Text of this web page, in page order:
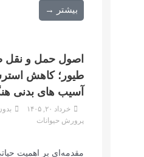
بیشتر →
اصول حمل و نقل
طیور؛ کاهش
آسیب های بدنی
خرداد ۲۰, ۱۴۰۵
پرورش حیوانات
مقدمه‌ای بر اهمیت